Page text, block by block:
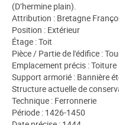
(D’hermine plain).
Attribution : Bretagne
Position : Extérieur
Étage : Toit
Pièce / Partie de l'édifice :
Emplacement précis : Toiture
Support armorié : Bannière
Structure actuelle de
Technique : Ferronnerie
Période : 1426-1450